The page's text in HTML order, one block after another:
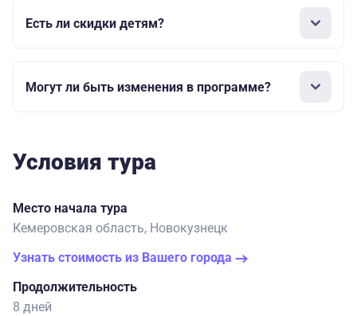
Есть ли скидки детям?
Могут ли быть изменения в программе?
Условия тура
Место начала тура
Кемеровская область, Новокузнецк
Узнать стоимость из Вашего города
Продолжительность
8 дней